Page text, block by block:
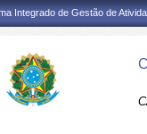
Integrado de Gestão de